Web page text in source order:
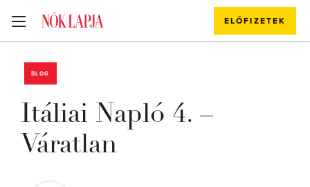
ELŐFIZETEK
BLOG
Itáliai Napló 4. –
Váratlan